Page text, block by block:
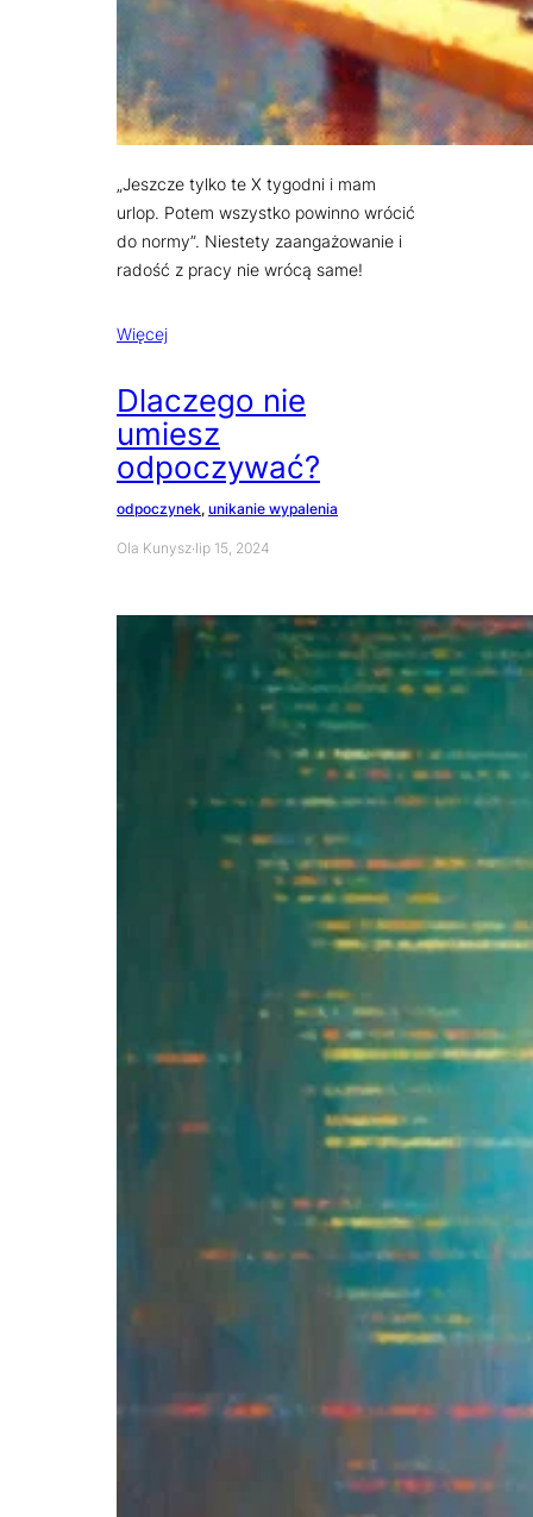
„Jeszcze tylko te X tygodni i mam
urlop. Potem wszystko powinno wrócić
do normy”. Niestety zaangażowanie i
radość z pracy nie wrócą same!
Więcej
Dlaczego nie
umiesz
odpoczywać?
odpoczynek, unikanie wypalenia
Ola Kunysz·lip 15, 2024